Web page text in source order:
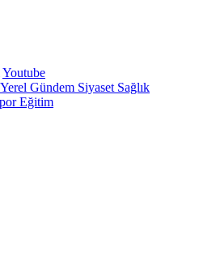
Youtube
Yerel Gündem Siyaset Sağlık
Eğitim